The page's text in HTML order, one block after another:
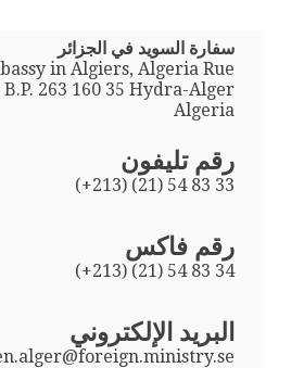
سفارة السويد في الجزائر
in Algiers, Algeria Rue
B.P. 263 160 35 Hydra-Alger
Algeria
رقم تليفون
(+213) (21) 54 83 33
رقم فاكس
(+213) (21) 54 83 34
البريد الإلكتروني